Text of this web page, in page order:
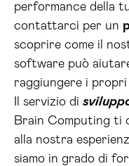
performance della
contattarci per un
scoprire come il
software può
raggiungere i
Il servizio di
Brain Computing ti
alla nostra
siamo in grado di